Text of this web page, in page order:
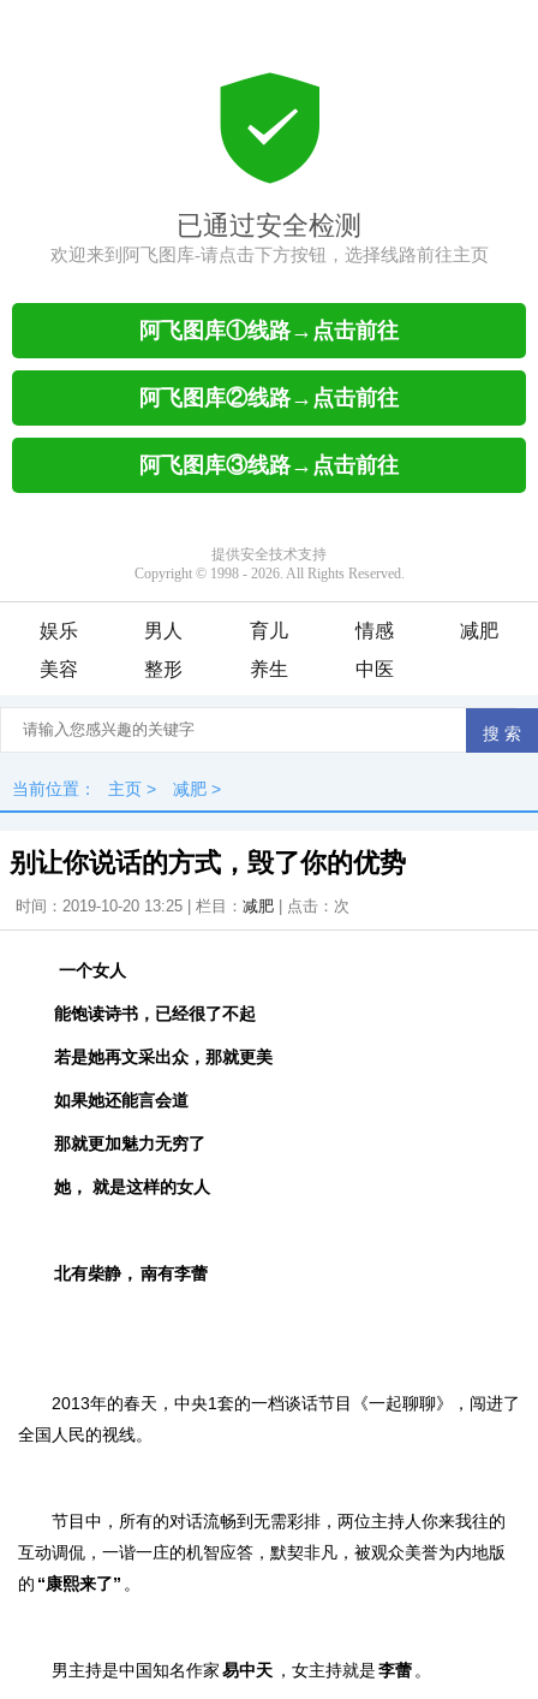
娱乐 男人 育儿 情感
减肥
美容
整形 养生 中医
当前位置： 主页 > 减肥 >
别让你说话的方式，毁了你的优势
时间：2019-10-20 13:25 | 栏目： 减肥 | 点击： 次
一个女人
能饱读诗书，已经很了不起
若是她再文采出众，那就更美
如果她还能言会道
那就更加魅力无穷了
她， 就是这样的女人
北有柴静， 南有李蕾
2013年的春天，中央1套的一档谈话节目《一起聊聊》，闯进了
全国人民的视线。
节目中，所有的对话流畅到无需彩排，两位主持人你来我往的
互动调侃，一谐一庄的机智应答，默契非凡，被观众美誉为内地版
的 “康熙来了” 。
男主持是中国知名作家易中天 ，女主持就是李蕾 。